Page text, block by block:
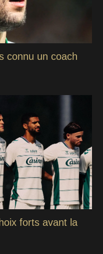
connu un coach
forts avant la